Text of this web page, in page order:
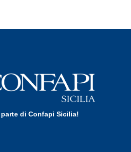
parte di Confapi Sicilia!